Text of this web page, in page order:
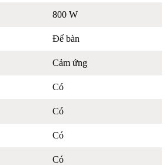
800 W
Để bàn
Cảm ứng
Có
Có
Có
Có